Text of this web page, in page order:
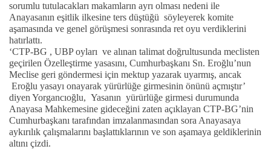
sorumlu tutulacakları makamların ayrı olması nedeni ile
Anayasanın eşitlik ilkesine ters düştüğü söyleyerek komite
aşamasında ve genel görüşmesi sonrasında ret oyu verdiklerini
hatırlattı.
‘CTP-BG , UBP oyları ve alınan talimat doğrultusunda meclisten
geçirilen Özelleştirme yasasını, Cumhurbaşkanı Sn. Eroğlu’nun
Meclise geri göndermesi için mektup yazarak uyarmış, ancak
Eroğlu yasayı onayarak yürürlüğe girmesinin önünü açmıştır’
diyen Yorgancıoğlu, Yasanın yürürlüğe girmesi durumunda
Anayasa Mahkemesine gideceğini zaten açıklayan CTP-BG’nin
Cumhurbaşkanı tarafından imzalanmasından sora Anayasaya
aykırılık çalışmalarını başlattıklarının ve son aşamaya geldiklerinin
altını çizdi.